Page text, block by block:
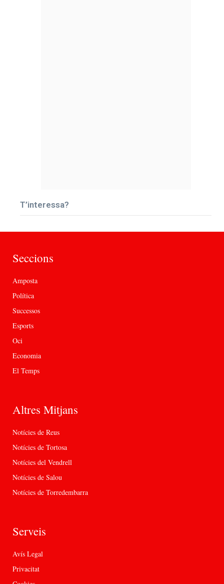
T’interessa?
Seccions
Amposta
Política
Successos
Esports
Oci
Economia
El Temps
Altres Mitjans
Notícies de Reus
Notícies de Tortosa
Notícies del Vendrell
Notícies de Salou
Notícies de Torredembarra
Serveis
Avís Legal
Privacitat